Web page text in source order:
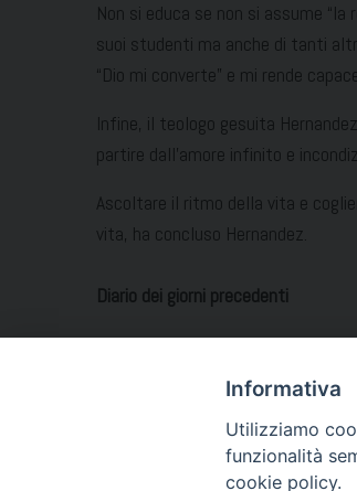
Non si educa se non si assume
suoi studenti ma anche di tanti
“Dio mi converte” e mi rende
Infine, il teologo gesuita
partire dall’amore infinito e
Ascoltare il ritmo della vita e
vita, ha concluso Hernandez.
Diario dei giorni precedenti
Firenze 2015. Secondo giorno!
Firenze 2015. Primo giorno!
Informativa
Utilizziamo
funzionalità
cookie policy.